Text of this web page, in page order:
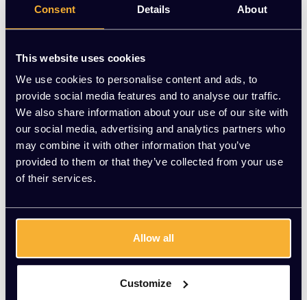
Consent Details About
This website uses cookies
We use cookies to personalise content and ads, to
provide social media features and to analyse our traffic.
We also share information about your use of our site with
our social media, advertising and analytics partners who
may combine it with other information that you’ve
provided to them or that they’ve collected from your use
of their services.
Allow all
Customize
Bureau Slinger zit/sta
EUR 335,00 Excl. btw
Ergonomische bureaus bij Kato
Kantoorinrichting